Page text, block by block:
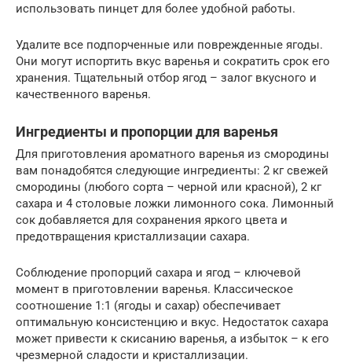
использовать пинцет для более удобной работы.
Удалите все подпорченные или поврежденные ягоды.
Они могут испортить вкус варенья и сократить срок его
хранения. Тщательный отбор ягод – залог вкусного и
качественного варенья.
Ингредиенты и пропорции для варенья
Для приготовления ароматного варенья из смородины
вам понадобятся следующие ингредиенты: 2 кг свежей
смородины (любого сорта – черной или красной), 2 кг
сахара и 4 столовые ложки лимонного сока. Лимонный
сок добавляется для сохранения яркого цвета и
предотвращения кристаллизации сахара.
Соблюдение пропорций сахара и ягод – ключевой
момент в приготовлении варенья. Классическое
соотношение 1:1 (ягоды и сахар) обеспечивает
оптимальную консистенцию и вкус. Недостаток сахара
может привести к скисанию варенья, а избыток – к его
чрезмерной сладости и кристаллизации.